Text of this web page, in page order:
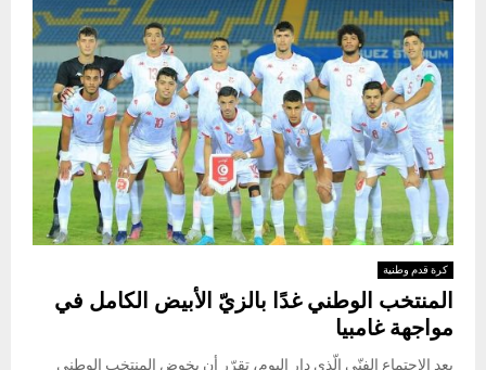
كرة قدم وطنية
المنتخب الوطني غدًا بالزيّ الأبيض الكامل في
مواجهة غامبيا
بعد الإجتماع الفنّي الّذي دار اليوم، تقرّر أن يخوض المنتخب الوطني